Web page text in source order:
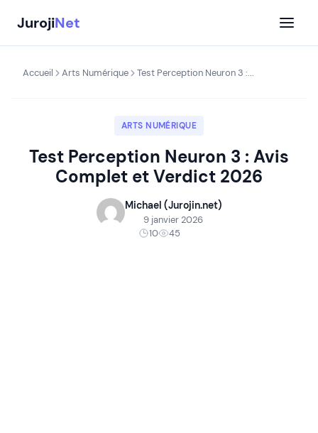
contenu
JurojiNet
Accueil Arts Numérique Test Perception Neuron 3 :...
ARTS NUMÉRIQUE
Test Perception Neuron 3 : Avis
Complet et Verdict 2026
Michael (Jurojin.net)
9 janvier 2026
10
45